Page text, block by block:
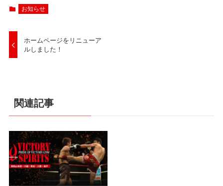
お知らせ
ホームページをリニューア
ルしました！
関連記事